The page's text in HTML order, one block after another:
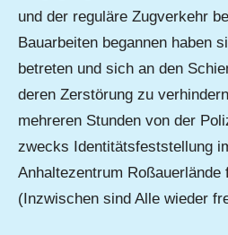
und der reguläre Zugverkehr
Bauarbeiten begannen haben
betreten und sich an den
deren Zerstörung zu
mehreren Stunden von der
zwecks Identitätsfeststellung
Anhaltezentrum Roßauerlände
(Inzwischen sind Alle wieder